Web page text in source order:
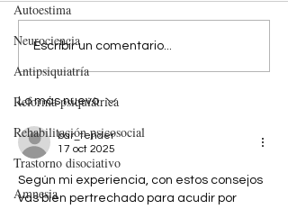
Autoestima
Neurociencia
Antipsiquiatría
Reforma psiquiátrica
Rehabilitación psicosocial
Trastorno disociativo
Amnesia
EL FLIRTEO ES COSA DEL
VERANO
Escribir un comentario...
Lo más nuevo
bar_tender
17 oct 2025
Según mi experiencia, con estos consejos
vas bien pertrechado para acudir por